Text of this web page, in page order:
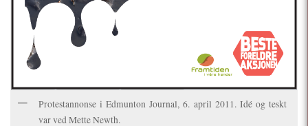
Protestannonse i Edmunton Journal, 6. april 2011. Idé og teskt
var ved Mette Newth.